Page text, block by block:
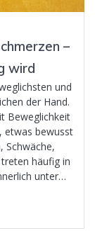
–
wird
und
der Hand.
Beweglichkeit
etwas bewusst
Schwäche,
häufig in
unter…